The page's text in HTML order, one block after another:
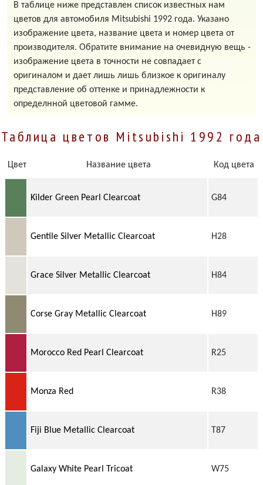
В таблице ниже представлен список известных нам
цветов для автомобиля Mitsubishi 1992 года. Указано
изображение цвета, название цвета и номер цвета от
производителя. Обратите внимание на очевидную вещь -
изображение цвета в точности не совпадает с
оригиналом и дает лишь лишь близкое к оригиналу
представление об оттенке и принадлежности к
определнной цветовой гамме.
Таблица цветов Mitsubishi 1992 года
Цвет Название цвета Код цвета
Kilder Green Pearl Clearcoat G84
Gentile Silver Metallic Clearcoat H28
Grace Silver Metallic Clearcoat H84
Corse Gray Metallic Clearcoat H89
Morocco Red Pearl Clearcoat R25
Monza Red R38
Fiji Blue Metallic Clearcoat T87
Galaxy White Pearl Tricoat W75